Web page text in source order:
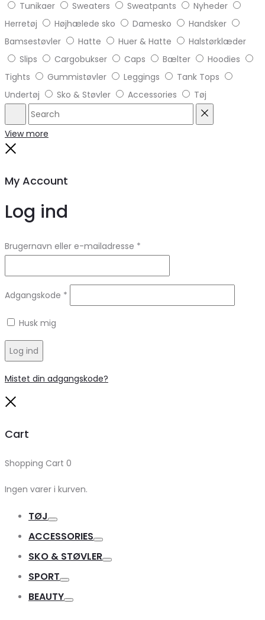
Tunikaer
Sweaters Sweatpants
Nyheder
Herretøj
Højhælede sko Damesko
Handsker
Bamsestøvler
Hatte Huer & Hatte
Halstørklæder
Slips
Cargobukser Caps Bælter
Hoodies
Tights
Gummistøvler Leggings
Tank Tops
Undertøj
Sko & Støvler Accessories Tøj
Search
View more
My Account
Log ind
Brugernavn eller e-mailadresse *
Adgangskode *
Husk mig
Log ind
Mistet din adgangskode?
Cart
Shopping Cart 0
Ingen varer i kurven.
TØJ
ACCESSORIES
SKO & STØVLER
SPORT
BEAUTY